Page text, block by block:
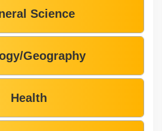
Science
Geography
Health